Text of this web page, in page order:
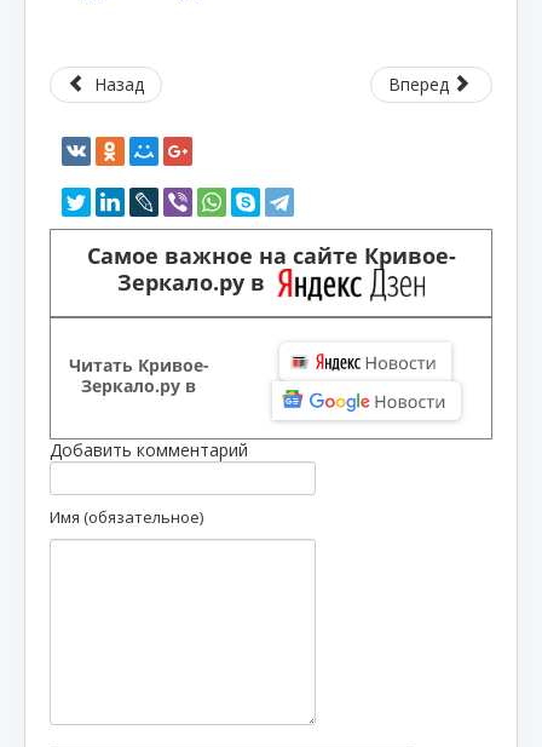
Назад Вперед
Самое важное на сайте Кривое-
Зеркало.ру в
Читать Кривое-
Зеркало.ру в
Добавить комментарий
Имя (обязательное)